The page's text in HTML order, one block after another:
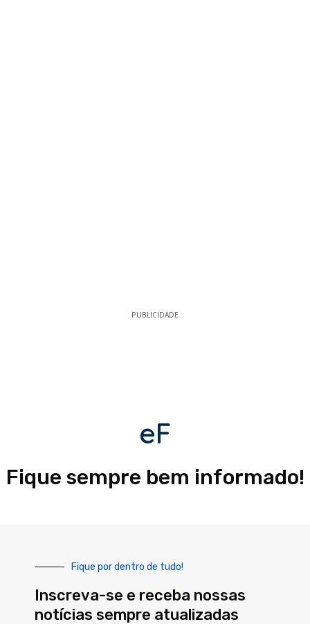
PUBLICIDADE
eF
Fique sempre bem informado!
Fique por dentro de tudo!
Inscreva-se e receba nossas
notícias sempre atualizadas